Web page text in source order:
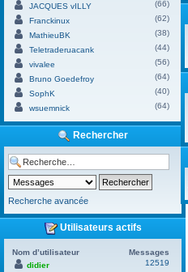
JACQUES vILLY
(66)
Franckinux
(62)
MathieuBK
(38)
Teletraderuacank
(44)
vivalee
(56)
Bruno Goedefroy
(64)
SophK
(40)
wsuemnick
(64)
Rechercher
Recherche avancée
Utilisateurs actifs
Nom d’utilisateur
Messages
didier
12519